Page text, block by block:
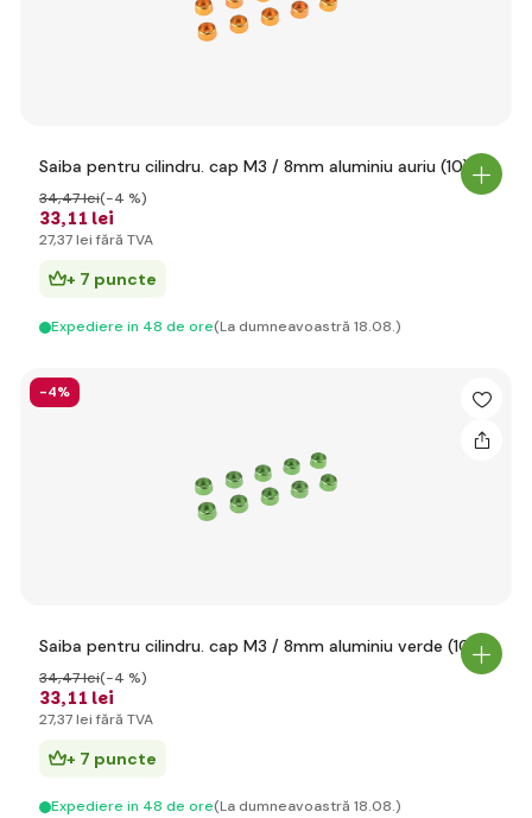
Saiba pentru cilindru. cap M3 / 8mm aluminiu auriu (10)
33,11 lei
34,47 lei(-4 %)
27,37 lei fără TVA
+ 7 puncte
Expediere in 48 de ore(La dumneavoastră 18.08.)
-4%
Saiba pentru cilindru. cap M3 / 8mm aluminiu verde (10)
33,11 lei
34,47 lei(-4 %)
27,37 lei fără TVA
+ 7 puncte
Expediere in 48 de ore(La dumneavoastră 18.08.)